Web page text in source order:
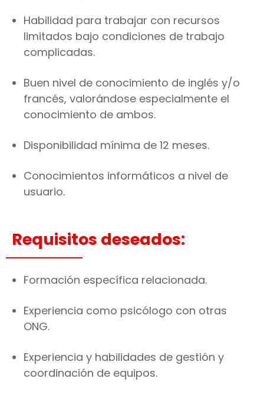
Habilidad para trabajar con recursos
limitados bajo condiciones de trabajo
complicadas.
Buen nivel de conocimiento de inglés y/o
francés, valorándose especialmente el
conocimiento de ambos.
Disponibilidad mínima de 12 meses.
Conocimientos informáticos a nivel de
usuario.
Requisitos deseados:
Formación específica relacionada.
Experiencia como psicólogo con otras
ONG.
Experiencia y habilidades de gestión y
coordinación de equipos.